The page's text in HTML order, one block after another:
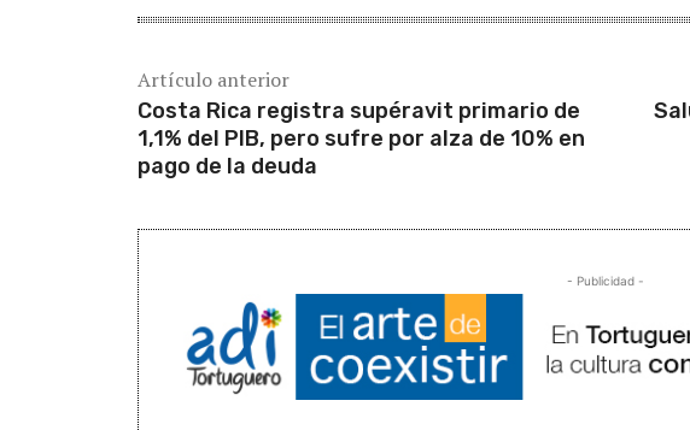
Artículo anterior
Costa Rica registra supéravit primario de
1,1% del PIB, pero sufre por alza de 10% en
pago de la deuda
- Publicidad -